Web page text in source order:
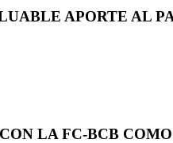
APORTE AL
LA FC-BCB